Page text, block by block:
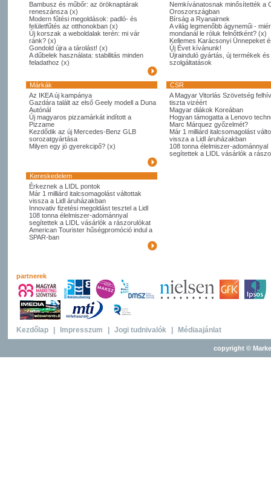
Bambusz és műbőr: az öröknaptárak
reneszánsza (x)
Modern fűtési megoldások: padló- és
felületfűtés az otthonokban (x)
Új korszak a weboldalak terén: mi vár
ránk? (x)
Gondold újra a tárolást! (x)
A dűbelek használata: stabilitás minden
feladathoz (x)
Nemkívánatosnak minősítették a
Oroszországban
Bírság a Ryanairnek
A világ legmenőbb ágyneműi -
mondanál le róluk felnőttként? (x)
Kellemes Karácsonyi Ünnepeket
Új Évet kívánunk!
Újrainduló gyártás, új termékek és
szolgáltatások
Márkák
CSR
Az IKEA új kampánya
Gazdára talált az első Geely modell a Duna
Autónál
Új magyaros pizzamárkát indított a
Pizzame
Kezdődik az új Mercedes-Benz GLB
sorozatgyártása
Milyen egy jó gyerekcipő? (x)
A Magyar Vitorlás Szövetség
tiszta vizéért
Magyar diákok Koreában
Hogyan támogatta a Lenovo
Marc Márquez győzelmét?
Már 1 milliárd italcsomagolást
vissza a Lidl áruházakban
108 tonna élelmiszer-adománnyal
segítettek a LIDL vásárlók a
Kereskedelem
Érkeznek a LIDL pontok
Már 1 milliárd italcsomagolást váltottak
vissza a Lidl áruházakban
Innovativ fizetési megoldást tesztel a Lidl
108 tonna élelmiszer-adománnyal
segítettek a LIDL vásárlók a rászorulókat
American Tourister hűségpromóció indul a
SPAR-ban
partnerek
Kezdőlap Impresszum Jogi tudnivalók Médiaajánlat
copyright ©